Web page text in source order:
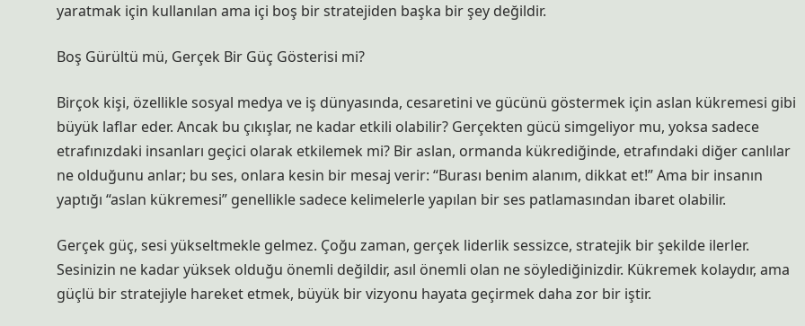
yaratmak için kullanılan ama içi boş bir stratejiden başka bir şey değildir.
Boş Gürültü mü, Gerçek Bir Güç Gösterisi mi?
Birçok kişi, özellikle sosyal medya ve iş dünyasında, cesaretini ve gücünü göstermek için aslan kükremesi gibi
büyük laflar eder. Ancak bu çıkışlar, ne kadar etkili olabilir? Gerçekten gücü simgeliyor mu, yoksa sadece
etrafınızdaki insanları geçici olarak etkilemek mi? Bir aslan, ormanda kükrediğinde, etrafındaki diğer canlılar
ne olduğunu anlar; bu ses, onlara kesin bir mesaj verir: “Burası benim alanım, dikkat et!” Ama bir insanın
yaptığı “aslan kükremesi” genellikle sadece kelimelerle yapılan bir ses patlamasından ibaret olabilir.
Gerçek güç, sesi yükseltmekle gelmez. Çoğu zaman, gerçek liderlik sessizce, stratejik bir şekilde ilerler.
Sesinizin ne kadar yüksek olduğu önemli değildir, asıl önemli olan ne söylediğinizdir. Kükremek kolaydır, ama
güçlü bir stratejiyle hareket etmek, büyük bir vizyonu hayata geçirmek daha zor bir iştir.